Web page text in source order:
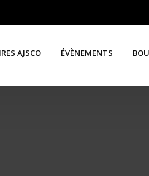
AJSCO ÉVÈNEMENTS